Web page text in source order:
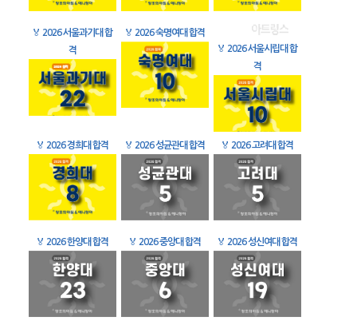
🏅 2026 서울과기대 합
격
🏅 2026 숙명여대 합격
🏅 2026 서울시립대 합
격
🏅 2026 경희대 합격 🏅 2026 성균관대 합격 🏅 2026 고려대 합격
🏅 2026 한양대 합격 🏅 2026 중앙대 합격 🏅 2026 성신여대 합격